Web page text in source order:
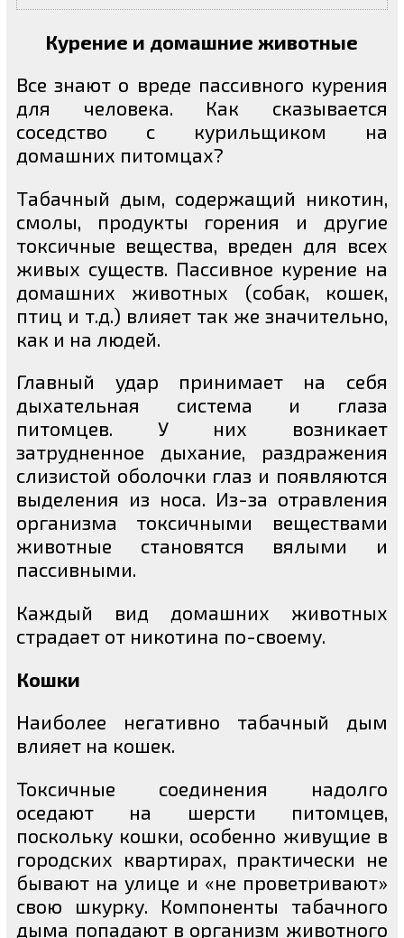
Курение и домашние животные
Все знают о вреде пассивного курения
для человека. Как сказывается
соседство с курильщиком на
домашних питомцах?
Табачный дым, содержащий никотин,
смолы, продукты горения и другие
токсичные вещества, вреден для всех
живых существ. Пассивное курение на
домашних животных (собак, кошек,
птиц и т.д.) влияет так же значительно,
как и на людей.
Главный удар принимает на себя
дыхательная система и глаза
питомцев. У них возникает
затрудненное дыхание, раздражения
слизистой оболочки глаз и появляются
выделения из носа. Из-за отравления
организма токсичными веществами
животные становятся вялыми и
пассивными.
Каждый вид домашних животных
страдает от никотина по-своему.
Кошки
Наиболее негативно табачный дым
влияет на кошек.
Токсичные соединения надолго
оседают на шерсти питомцев,
поскольку кошки, особенно живущие в
городских квартирах, практически не
бывают на улице и «не проветривают»
свою шкурку. Компоненты табачного
дыма попадают в организм животного